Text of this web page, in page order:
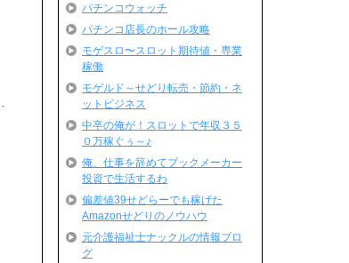
パチンコウォッチ
パチンコ店長のホール攻略
モゲスロ〜スロット期待値・専業
稼働
モゲルド～せどり転売・節約・ネ
ットビジネス
中卒の俺が！スロットで年収３５
０万稼ぐぅ～♪
俺、仕事を辞めてブックメーカー
投資で生活するわ
偏差値39せどらーでも稼げた
Amazonせどりのノウハウ
元介護福祉士ナックルの情報ブロ
グ